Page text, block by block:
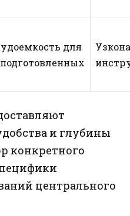
для
и глубины
конкретного
центрального